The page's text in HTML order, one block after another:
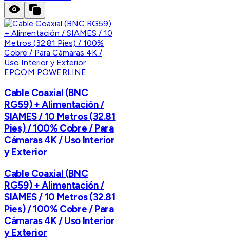
EPCOM POWERLINE
Cable Coaxial (BNC
RG59) + Alimentación /
SIAMES / 10 Metros (32.81
Pies) / 100% Cobre / Para
Cámaras 4K / Uso Interior
y Exterior
Cable Coaxial (BNC
RG59) + Alimentación /
SIAMES / 10 Metros (32.81
Pies) / 100% Cobre / Para
Cámaras 4K / Uso Interior
y Exterior